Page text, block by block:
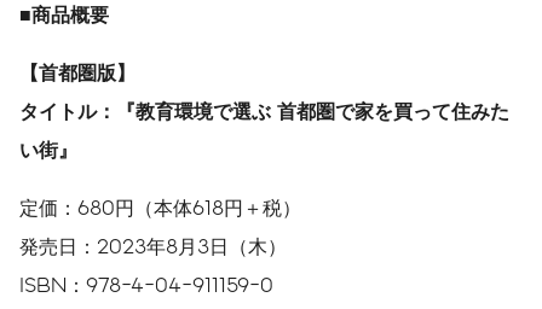
■商品概要
【首都圏版】
タイトル：『教育環境で選ぶ 首都圏で家を買って住みた
い街』
定価：680円（本体618円＋税）
発売日：2023年8月3日（木）
ISBN：978-4-04-911159-0